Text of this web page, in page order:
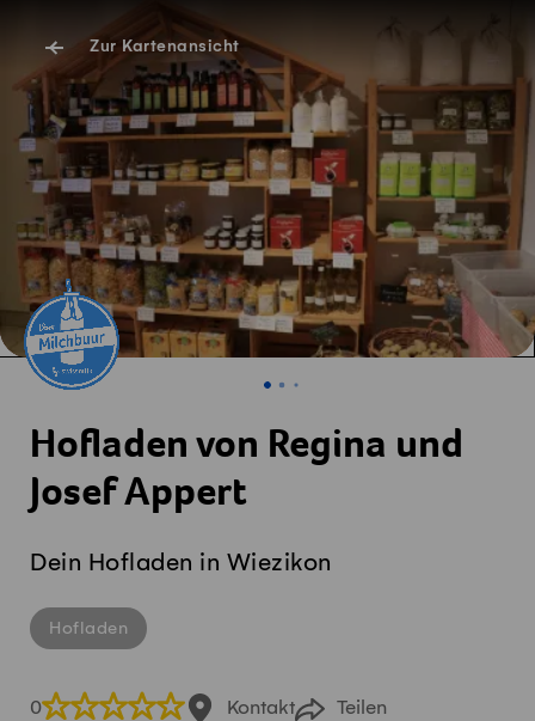
Zur Kartenansicht
Hofladen von Regina und
Josef Appert
Dein Hofladen in Wiezikon
Hofladen
0 Kontakt Teilen